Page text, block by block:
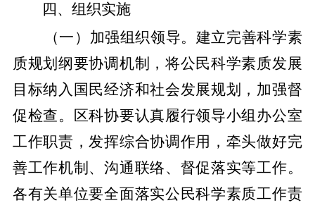
四、组织实施
（一）加强组织领导。 建立完善科学素
质规划纲要协调机制，将公民科学素质发展
目标纳入国民经济和社会发展规划，加强督
促检查。区科协要认真履行领导小组办公室
工作职责，发挥综合协调作用，牵头做好完
善工作机制、沟通联络、督促落实等工作。
各有关单位要全面落实公民科学素质工作责